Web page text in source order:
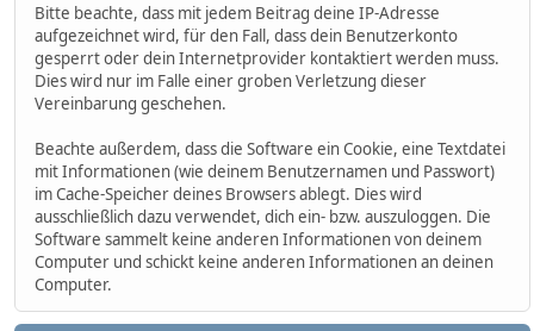
Bitte beachte, dass mit jedem Beitrag deine IP-Adresse
aufgezeichnet wird, für den Fall, dass dein Benutzerkonto
gesperrt oder dein Internetprovider kontaktiert werden muss.
Dies wird nur im Falle einer groben Verletzung dieser
Vereinbarung geschehen.
Beachte außerdem, dass die Software ein Cookie, eine Textdatei
mit Informationen (wie deinem Benutzernamen und Passwort)
im Cache-Speicher deines Browsers ablegt. Dies wird
ausschließlich dazu verwendet, dich ein- bzw. auszuloggen. Die
Software sammelt keine anderen Informationen von deinem
Computer und schickt keine anderen Informationen an deinen
Computer.